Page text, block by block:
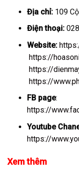
Địa chỉ:109
Điện thoại:
Website:
https://
https://
https://
FB page:
https://
Youtube
https://
Xem thêm